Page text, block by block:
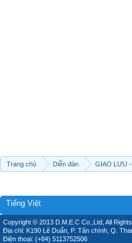
Trang chủ Diễn đàn GIAO LƯU
Tiếng Việt
Copyright © 2013 D.M.E.C Co.,Ltd, All
Địa chỉ: K190 Lê Duẩn, P. Tân chính, Q.
Điện thoại: (+84) 5113752506